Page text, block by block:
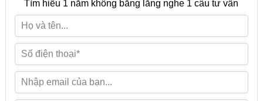
Tìm hiểu 1 năm không bằng lắng nghe 1 câu tư vấn